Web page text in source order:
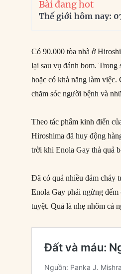
Bài đang hot
Thế giới hôm nay:
Có 90.000 tòa nhà ở
lại sau vụ đánh bom.
hoặc có khả năng làm
chăm sóc người bệnh và
Theo tác phẩm kinh điển
Hiroshima đã huy động
trời khi Enola Gay thả quả
Đã có quá nhiều đám cháy
Enola Gay phải ngừng
tuyệt. Quả là nhẹ nhõm cả